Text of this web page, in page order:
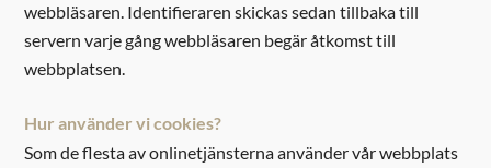
webbläsaren. Identifieraren skickas sedan tillbaka till
servern varje gång webbläsaren begär åtkomst till
webbplatsen.
Hur använder vi cookies?
Som de flesta av onlinetjänsterna använder vår webbplats